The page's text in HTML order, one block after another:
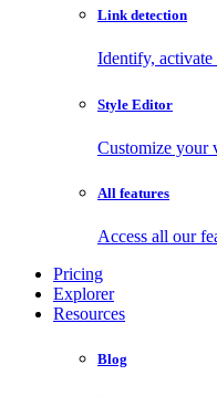
Link detection
Identify,
Style Editor
Customize your
All features
Access all our
Pricing
Explorer
Resources
Blog